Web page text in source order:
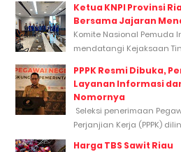
Ketua KNPI Provinsi
Bersama Jajaran
Komite Nasional Pemuda
mendatangi Kejaksaan
PPPK Resmi Dibuka,
Layanan Informasi
Nomornya
Seleksi penerimaan
Perjanjian Kerja (PPPK)
Harga TBS Sawit Riau